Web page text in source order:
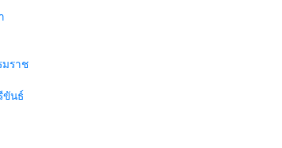
มราช
ขันธ์